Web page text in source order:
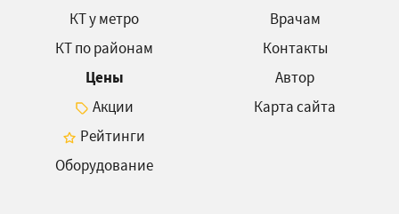
КТ у метро
КТ по районам
Цены
Акции
Рейтинги
Оборудование
Врачам
Контакты
Автор
Карта сайта